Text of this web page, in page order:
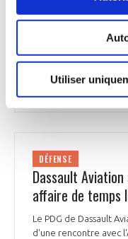
Utiliser
a déjà enregistré des
En tant que Président
» en ce qui concerne
françaises et le taux
pour subvenir aux
BFM Business du 5
DÉFENSE
Dassault
affaire de temps
Le PDG de Dassault
d'une rencontre avec